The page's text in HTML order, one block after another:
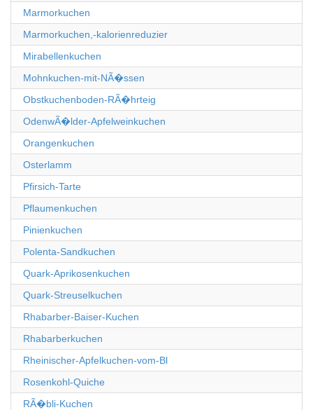
Marmorkuchen
Marmorkuchen,-kalorienreduzier
Mirabellenkuchen
Mohnkuchen-mit-NÃ�ssen
Obstkuchenboden-RÃ�hrteig
OdenwÃ�lder-Apfelweinkuchen
Orangenkuchen
Osterlamm
Pfirsich-Tarte
Pflaumenkuchen
Pinienkuchen
Polenta-Sandkuchen
Quark-Aprikosenkuchen
Quark-Streuselkuchen
Rhabarber-Baiser-Kuchen
Rhabarberkuchen
Rheinischer-Apfelkuchen-vom-Bl
Rosenkohl-Quiche
RÃ�bli-Kuchen